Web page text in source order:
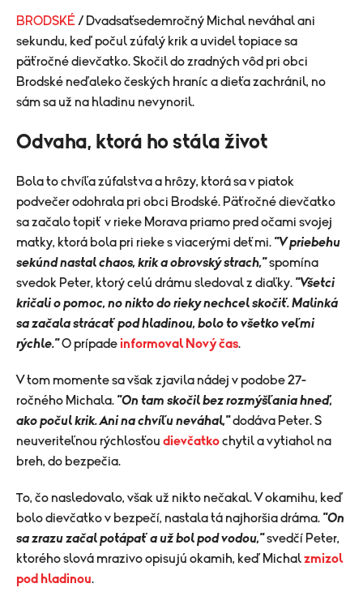
BRODSKÉ / Dvadsaťsedemročný Michal neváhal ani
sekundu, keď počul zúfalý krik a uvidel topiace sa
päťročné dievčatko. Skočil do zradných vôd pri obci
Brodské neďaleko českých hraníc a dieťa zachránil, no
sám sa už na hladinu nevynoril.
Odvaha, ktorá ho stála život
Bola to chvíľa zúfalstva a hrôzy, ktorá sa v piatok
podvečer odohrala pri obci Brodské. Päťročné dievčatko
sa začalo topiť v rieke Morava priamo pred očami svojej
matky, ktorá bola pri rieke s viacerými deťmi. "V priebehu
sekúnd nastal chaos, krik a obrovský strach,"spomína
svedok Peter, ktorý celú drámu sledoval z diaľky. "Všetci
kričali o pomoc, no nikto do rieky nechcel skočiť. Malinká
sa začala strácať pod hladinou, bolo to všetko veľmi
rýchle."O prípade informoval Nový čas.
V tom momente sa však zjavila nádej v podobe 27-
ročného Michala. "On tam skočil bez rozmýšľania hneď,
ako počul krik. Ani na chvíľu neváhal,"dodáva Peter. S
neuveriteľnou rýchlosťou dievčatkochytil a vytiahol na
breh, do bezpečia.
To, čo nasledovalo, však už nikto nečakal. V okamihu, keď
bolo dievčatko v bezpečí, nastala tá najhoršia dráma. "On
sa zrazu začal potápať a už bol pod vodou,"svedčí Peter,
ktorého slová mrazivo opisujú okamih, keď Michalzmizol
pod hladinou.